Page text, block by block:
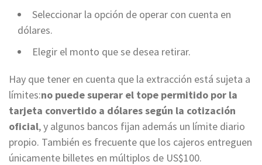
Seleccionar la opción de operar con cuenta en
dólares.
Elegir el monto que se desea retirar.
Hay que tener en cuenta que la extracción está sujeta a
límites:no puede superar el tope permitido por la
tarjeta convertido a dólares según la cotización
oficial, y algunos bancos fijan además un límite diario
propio. También es frecuente que los cajeros entreguen
únicamente billetes en múltiplos de US$100.